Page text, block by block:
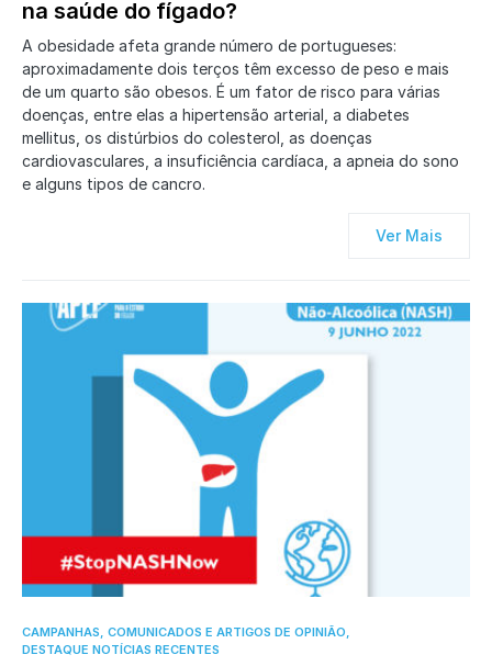
na saúde do fígado?
A obesidade afeta grande número de portugueses:
aproximadamente dois terços têm excesso de peso e mais
de um quarto são obesos. É um fator de risco para várias
doenças, entre elas a hipertensão arterial, a diabetes
mellitus, os distúrbios do colesterol, as doenças
cardiovasculares, a insuficiência cardíaca, a apneia do sono
e alguns tipos de cancro.
Ver Mais
0
CAMPANHAS, COMUNICADOS E ARTIGOS DE OPINIÃO
DESTAQUE NOTÍCIAS RECENTES